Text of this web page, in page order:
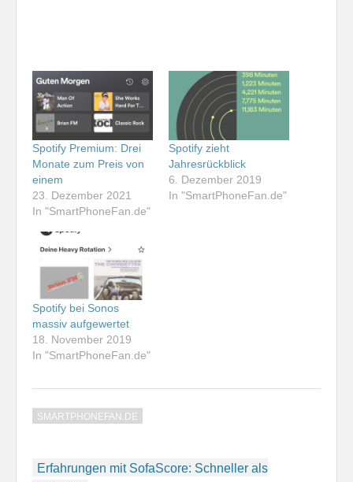
Spotify Premium: Drei
Monate zum Preis von
einem
23. Dezember 2021
In "SmartPhoneFan.de"
Spotify zieht
Jahresrückblick
6. Dezember 2019
In "SmartPhoneFan.de"
Spotify bei Sonos
massiv aufgewertet
18. November 2019
In "SmartPhoneFan.de"
SMARTPHONEFAN.DE
Beitragsnavigation
Erfahrungen mit SofaScore: Schneller als